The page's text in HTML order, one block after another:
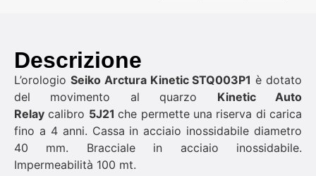
Descrizione
L’orologio Seiko Arctura Kinetic STQ003P1 è dotato
del movimento al quarzo Kinetic Auto
Relay calibro 5J21che permette una riserva di carica
fino a 4 anni. Cassa in acciaio inossidabile diametro
40 mm. Bracciale in acciaio inossidabile.
Impermeabilità 100 mt.